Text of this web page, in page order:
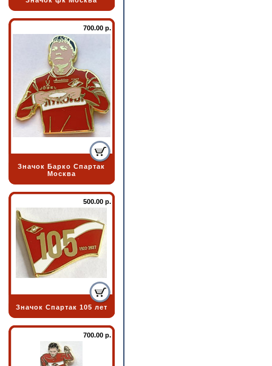
700.00 р.
Значок Барко Спартак
Москва
500.00 р.
Значок Спартак 105 лет
700.00 р.